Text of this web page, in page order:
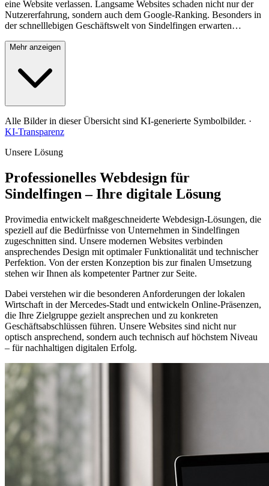
eine Website verlassen. Langsame Websites schaden nicht nur der
Nutzererfahrung, sondern auch dem Google-Ranking. Besonders in
der schnelllebigen Geschäftswelt von Sindelfingen erwarten
Bilder und schlechtes Hosting sind häufige Ursachen für
optimierter Performance sorgt für zufriedene Besucher und bessere
Conversion-Raten. Schnelle Ladezeiten sind ein wichtiger Ranking-
Faktor und direkt mit dem Geschäftserfolg verknüpft.
Mehr anzeigen
Alle Bilder in dieser Übersicht sind KI-generierte Symbolbilder. ·
KI-Transparenz
Unsere Lösung
Professionelles Webdesign für
Sindelfingen – Ihre digitale Lösung
Provimedia entwickelt maßgeschneiderte Webdesign-Lösungen, die
speziell auf die Bedürfnisse von Unternehmen in Sindelfingen
zugeschnitten sind. Unsere modernen Websites verbinden
ansprechendes Design mit optimaler Funktionalität und technischer
Perfektion. Von der ersten Konzeption bis zur finalen Umsetzung
stehen wir Ihnen als kompetenter Partner zur Seite.
Dabei verstehen wir die besonderen Anforderungen der lokalen
Wirtschaft in der Mercedes-Stadt und entwickeln Online-Präsenzen,
die Ihre Zielgruppe gezielt ansprechen und zu konkreten
Geschäftsabschlüssen führen. Unsere Websites sind nicht nur
optisch ansprechend, sondern auch technisch auf höchstem Niveau
– für nachhaltigen digitalen Erfolg.